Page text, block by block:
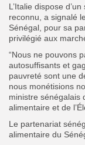
L’Italie dispose
reconnu, a signalé
Sénégal, pour sa
privilégié aux
“Nous ne pouvons
autosuffisants et
pauvreté sont une
nous monétisions
ministre sénégalais
alimentaire et de
Le partenariat
alimentaire du